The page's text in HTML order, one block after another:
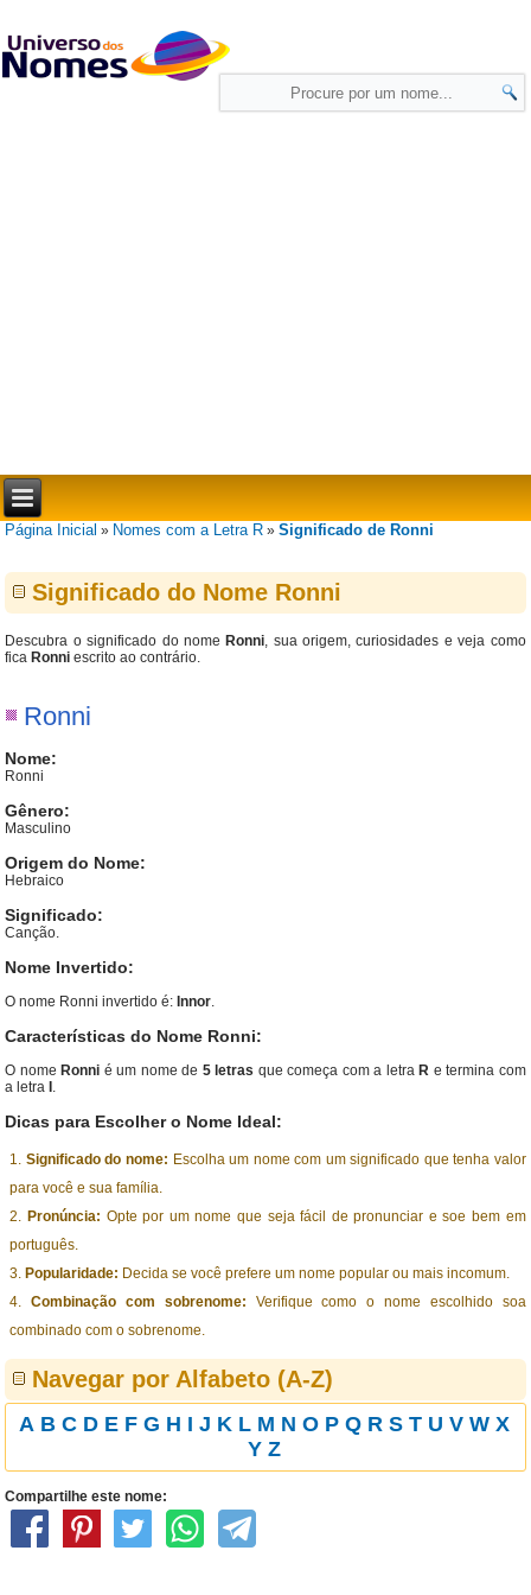
Página Inicial » Nomes com a Letra R »Significado de Ronni
Significado do Nome Ronni
Descubra o significado do nome Ronni, sua origem, curiosidades e veja como
fica Ronni escrito ao contrário.
Ronni
Nome:
Ronni
Gênero:
Masculino
Origem do Nome:
Hebraico
Significado:
Canção.
Nome Invertido:
O nome Ronni invertido é: Innor.
Características do Nome Ronni:
O nome Ronni é um nome de 5 letras que começa com a letra R e termina com
a letra .
Dicas para Escolher o Nome Ideal:
Significado do nome: Escolha um nome com um significado que tenha valor
para você e sua família.
Pronúncia: Opte por um nome que seja fácil de pronunciar e soe bem em
português.
Popularidade: Decida se você prefere um nome popular ou mais incomum.
Combinação com sobrenome: Verifique como o nome escolhido soa
combinado com o sobrenome.
Navegar por Alfabeto (A-Z)
A B C D E F G H I J K L M N O P Q R S T U V W X
Y Z
Compartilhe este nome: